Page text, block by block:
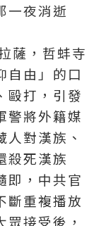
一夜消逝
，哲蚌寺
自由」的口
毆打，引發
警將外籍媒
對漢族、
殺死漢族
即，中共官
斷重複播放
眾接受後，